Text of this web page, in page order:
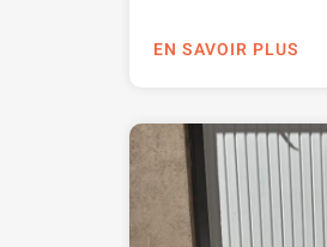
EN SAVOIR PLUS